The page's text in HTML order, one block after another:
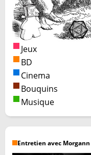
Jeux
BD
Cinema
Bouquins
Musique
Entretien avec Morgann